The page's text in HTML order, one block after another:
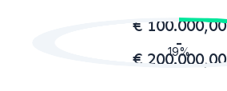
€ 100.000,00
-
€ 200.000,00
19%